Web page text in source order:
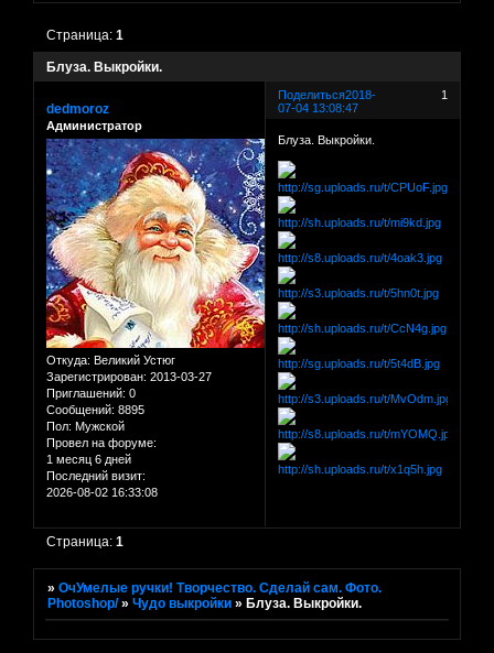
Блуза. Выкройки.
Страница:1
Поделиться 1
2018-
07-04 13:08:47
dedmoroz
Администратор
Откуда: Великий Устюг
Зарегистрирован: 2013-03-27
Приглашений: 0
Сообщений: 8895
Пол: Мужской
Провел на форуме:
1 месяц 6 дней
Последний визит:
2026-08-02 16:33:08
Блуза. Выкройки.
Страница:1
»ОчУмелые ручки! Творчество. Сделай сам. Фото.
Photoshop/ »Чудо выкройки »Блуза. Выкройки.